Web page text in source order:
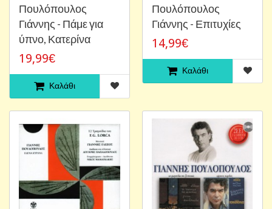
Πουλόπουλος
Γιάννης - Πάμε για
ύπνο, Κατερίνα
19,99€
Καλάθι
Πουλόπουλος
Γιάννης - Επιτυχίες
14,99€
Καλάθι